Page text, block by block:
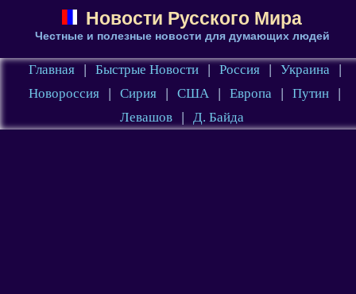
Новости Русского Мира
Честные и полезные новости для думающих людей
Главная | Быстрые Новости | Россия | Украина
|
Новороссия
| Сирия | США | Европа | Путин
|
Левашов
| Д. Байда